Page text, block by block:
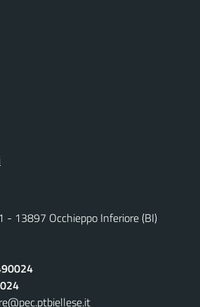
- 13897 Occhieppo Inferiore (BI)